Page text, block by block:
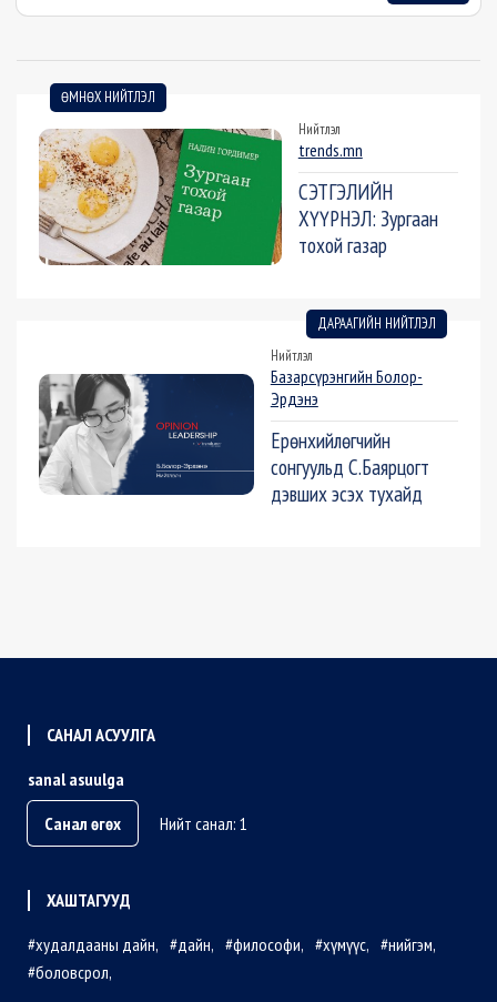
ӨМНӨХ НИЙТЛЭЛ
Нийтлэл
trends.mn
СЭТГЭЛИЙН
ХҮҮРНЭЛ: Зургаан
тохой газар
ДАРААГИЙН НИЙТЛЭЛ
Нийтлэл
Базарсүрэнгийн Болор-
Эрдэнэ
Ерөнхийлөгчийн
сонгуульд С.Баярцогт
дэвших эсэх тухайд
САНАЛ АСУУЛГА
sanal asuulga
Санал өгөх
Нийт санал: 1
ХАШТАГУУД
худалдааны дайн
дайн философи хүмүүс
нийгэм
боловсрол